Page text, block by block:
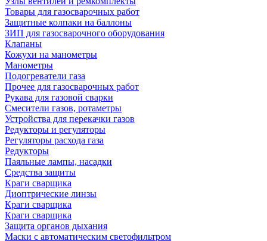
Товары для газосварочных работ
Защитные колпаки на баллоны
ЗИП для газосварочного оборудования
Клапаны
Кожухи на манометры
Манометры
Подогреватели газа
Прочее для газосварочных работ
Рукава для газовой сварки
Смесители газов, ротаметры
Устройства для перекачки газов
Редукторы и регуляторы
Регуляторы расхода газа
Редукторы
Паяльные лампы, насадки
Средства защиты
Краги сварщика
Диоптрические линзы
Краги сварщика
Краги сварщика
Защита органов дыхания
Маски с автоматическим светофильтром